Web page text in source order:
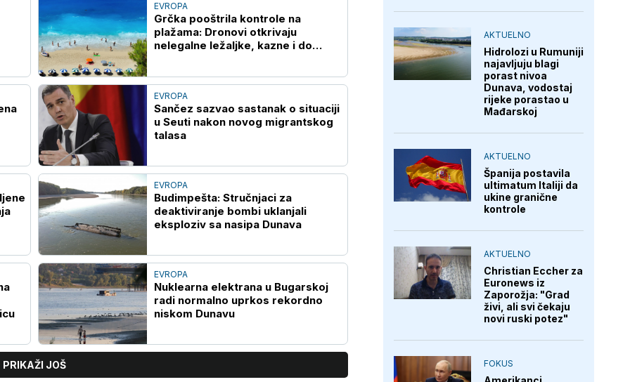
EVROPA
Grčka pooštrila kontrole na
plažama: Dronovi otkrivaju
nelegalne ležaljke, kazne i do
EVROPA
Sančez sazvao sastanak o situaciji
u Seuti nakon novog migrantskog
talasa
EVROPA
Budimpešta: Stručnjaci za
deaktiviranje bombi uklanjali
eksploziv sa nasipa Dunava
EVROPA
Nuklearna elektrana u Bugarskoj
radi normalno uprkos rekordno
niskom Dunavu
PRIKAŽI JOŠ
AKTUELNO
Hidrolozi u Rumuniji
najavljuju blagi
porast nivoa
Dunava, vodostaj
rijeke porastao u
Mađarskoj
AKTUELNO
Španija postavila
ultimatum Italiji da
ukine granične
kontrole
AKTUELNO
Christian Eccher za
Euronews iz
Zaporožja: "Grad
živi, ali svi čekaju
novi ruski potez"
FOKUS